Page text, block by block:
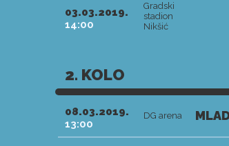
03.03.2019.
14:00
Gradski
stadion
Nikšić
2. KOLO
08.03.2019.
13:00
DG arena